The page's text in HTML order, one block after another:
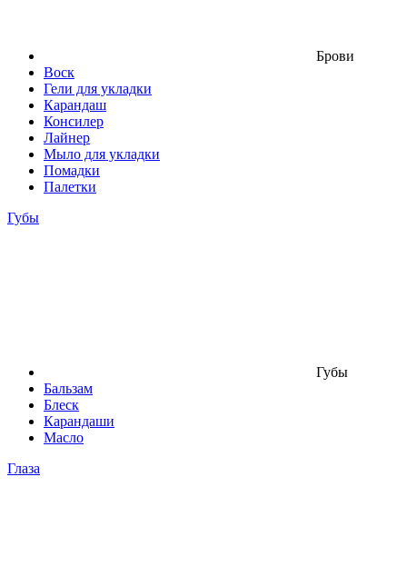
Брови
Воск
Гели для укладки
Карандаш
Консилер
Лайнер
Мыло для укладки
Помадки
Палетки
Губы
Губы
Бальзам
Блеск
Карандаши
Масло
Глаза